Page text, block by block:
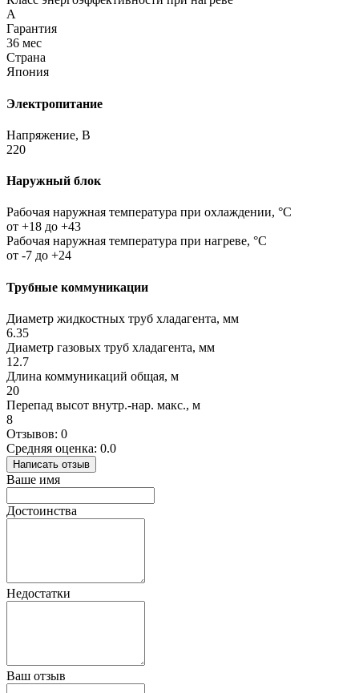
A
Гарантия
36 мес
Страна
Япония
Электропитание
Напряжение, В
220
Наружный блок
Рабочая наружная температура при охлаждении, °C
от +18 до +43
Рабочая наружная температура при нагреве, °C
от -7 до +24
Трубные коммуникации
Диаметр жидкостных труб хладагента, мм
6.35
Диаметр газовых труб хладагента, мм
12.7
Длина коммуникаций общая, м
20
Перепад высот внутр.-нар. макс., м
8
Отзывов: 0
Средняя оценка: 0.0
Написать отзыв
Ваше имя
Достоинства
Недостатки
Ваш отзыв